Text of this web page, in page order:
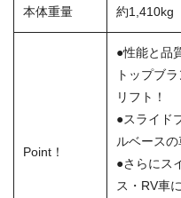
本体重量 約1,410kg
Point！
●性能と品
トップブ
リフト！
●スライド
ルベースの
●さらにス
ス・RV車